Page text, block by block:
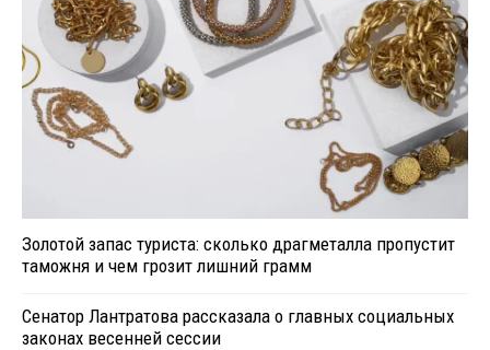
Золотой запас туриста: сколько драгметалла пропустит
таможня и чем грозит лишний грамм
Сенатор Лантратова рассказала о главных социальных
законах весенней сессии